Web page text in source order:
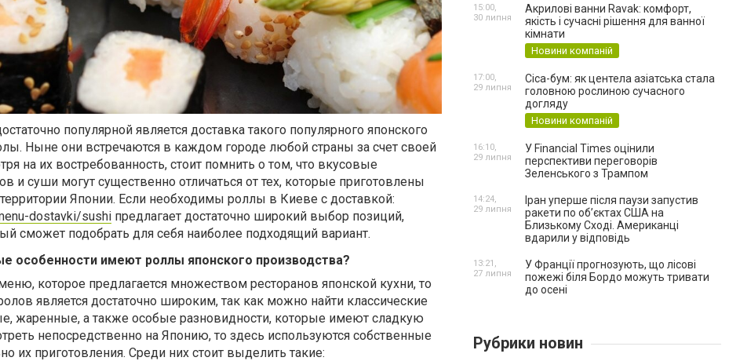
популярной является доставка такого популярного японского
Ныне они встречаются в каждом городе любой страны за счет своей
на их востребованность, стоит помнить о том, что вкусовые
и суши могут существенно отличаться от тех, которые приготовлены
Японии. Если необходимы роллы в Киеве с доставкой:
dostavki/sushi предлагает достаточно широкий выбор позиций,
сможет подобрать для себя наиболее подходящий вариант.
особенности имеют роллы японского производства?
которое предлагается множеством ресторанов японской кухни, то
является достаточно широким, так как можно найти классические
жаренные, а также особые разновидности, которые имеют сладкую
непосредственно на Японию, то здесь используются собственные
их приготовления. Среди них стоит выделить такие:
Акрилові ванни Ravak: комфорт,
якість і сучасні рішення для ванної
кімнати
Новини компаній
15:00,
30 липня
Cica-бум: як центела азіатська стала
головною рослиною сучасного
догляду
Новини компаній
17:00,
29 липня
У Financial Times оцінили
перспективи переговорів
Зеленського з Трампом
16:10,
29 липня
Іран уперше після паузи запустив
ракети по обʼєктах США на
Близькому Сході. Американці
вдарили у відповідь
14:24,
29 липня
У Франції прогнозують, що лісові
пожежі біля Бордо можуть тривати
до осені
13:21,
27 липня
Рубрики новин